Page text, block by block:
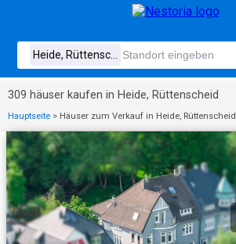
309 häuser kaufen in Heide, Rüttenscheid
Hauptseite > Häuser zum Verkauf in Heide, Rüttenscheid